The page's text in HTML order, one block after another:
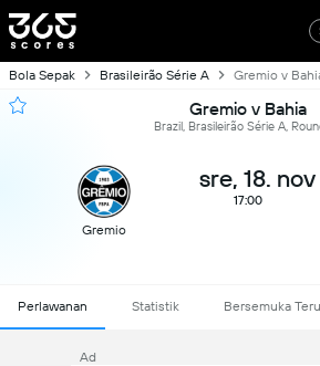
Bola Sepak Brasileirão Série A Gremio v
Gremio v Bahia
Brazil, Brasileirão Série A,
Gremio
sre, 18. nov
17:00
Perlawanan Statistik Bersemuka
Ad